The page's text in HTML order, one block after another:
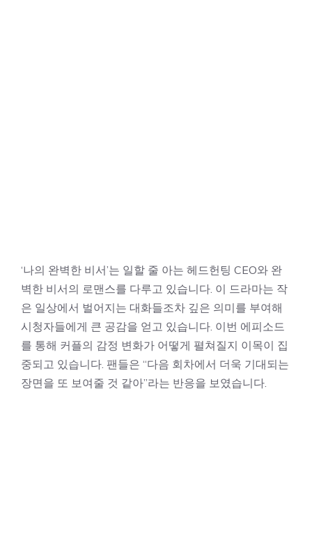
‘나의 완벽한 비서’는 일할 줄 아는 헤드헌팅 CEO와 완
벽한 비서의 로맨스를 다루고 있습니다. 이 드라마는 작
은 일상에서 벌어지는 대화들조차 깊은 의미를 부여해
시청자들에게 큰 공감을 얻고 있습니다. 이번 에피소드
를 통해 커플의 감정 변화가 어떻게 펼쳐질지 이목이 집
중되고 있습니다. 팬들은 “다음 회차에서 더욱 기대되는
장면을 또 보여줄 것 같아”라는 반응을 보였습니다.